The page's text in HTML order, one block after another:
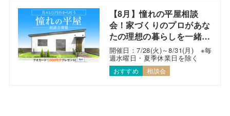
【8月】憧れの平屋相談
会！家づくりのプロがあな
たの理想の暮らしを一緒に
考えます！
開催日：7/28(火)～8/31(月) ※毎
週水曜日・夏季休業日を除く
おすすめ 相談会